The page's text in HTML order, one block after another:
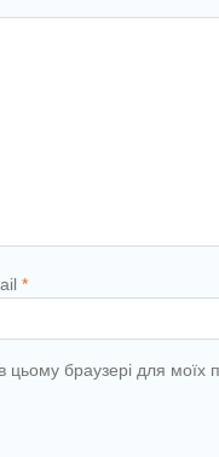
*
браузері для моїх